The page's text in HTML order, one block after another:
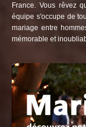
France. Vous rêvez
équipe s'occupe de
mariage entre
mémorable et